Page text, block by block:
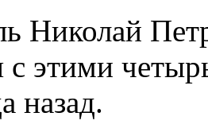
Николай
с этими
назад.